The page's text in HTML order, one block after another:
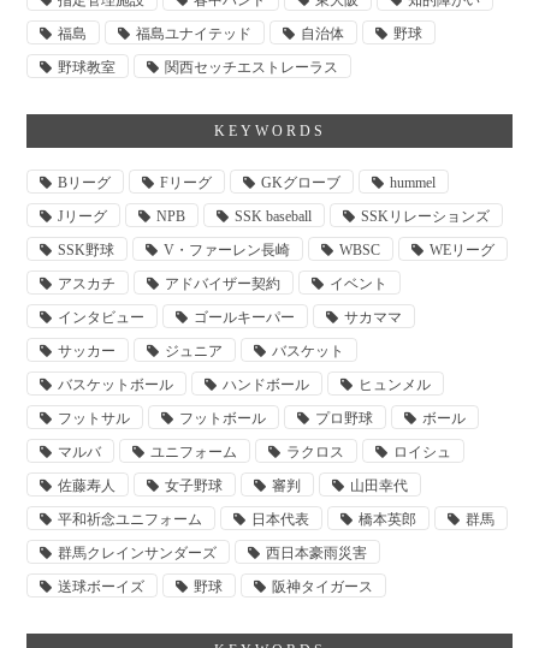
福島
福島ユナイテッド 自治体
野球
野球教室
関西セッチエストレーラス
KEYWORDS
Bリーグ Fリーグ GKグローブ
hummel
Jリーグ
NPB SSK baseball
SSKリレーションズ
SSK野球
V・ファーレン長崎 WBSC
WEリーグ
アスカチ
アドバイザー契約
イベント
インタビュー
ゴールキーパー
サカママ
サッカー
ジュニア
バスケット
バスケットボール
ハンドボール
ヒュンメル
フットサル
フットボール プロ野球
ボール
マルバ
ユニフォーム ラクロス
ロイシュ
佐藤寿人
女子野球 審判
山田幸代
平和祈念ユニフォーム
日本代表 橋本英郎
群馬
群馬クレインサンダーズ
西日本豪雨災害
送球ボーイズ
野球 阪神タイガース